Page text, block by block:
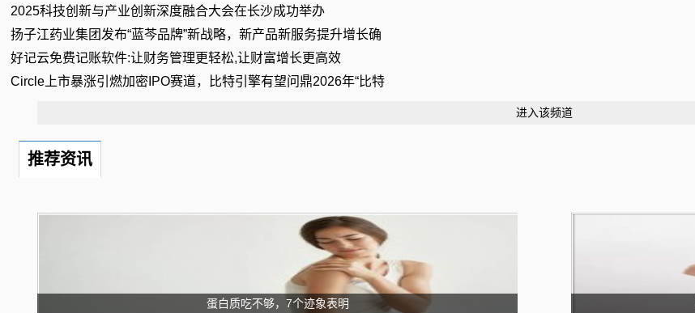
2025科技创新与产业创新深度融合大会在长沙成功举办
扬子江药业集团发布“蓝芩品牌”新战略，新产品新服务提升增长确
好记云免费记账软件:让财务管理更轻松,让财富增长更高效
Circle上市暴涨引燃加密IPO赛道，比特引擎有望问鼎2026年“比特
进入该频道
推荐资讯
蛋白质吃不够，7个迹象表明